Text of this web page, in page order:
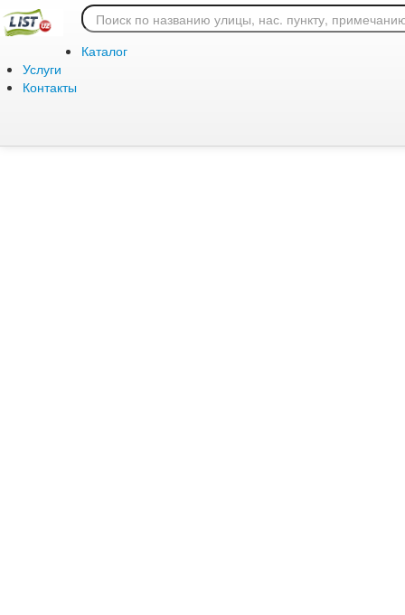
Каталог
Услуги
Контакты
Ошибка 404: страница